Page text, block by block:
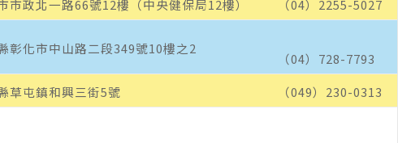
市政北一路66號12樓（中央健保局12樓） （04）2255-5027
彰化市中山路二段349號10樓之2
（04）728-7793
草屯鎮和興三街5號 （049）230-0313